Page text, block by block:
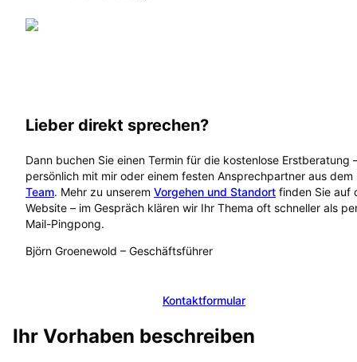
Lieber direkt sprechen?
Dann buchen Sie einen Termin für die kostenlose Erstberatung
persönlich mit mir oder einem festen Ansprechpartner aus dem
Team. Mehr zu unserem Vorgehen und Standort finden Sie auf
Website – im Gespräch klären wir Ihr Thema oft schneller als
Mail-Pingpong.
Björn Groenewold – Geschäftsführer
Kontaktformular
Ihr Vorhaben beschreiben